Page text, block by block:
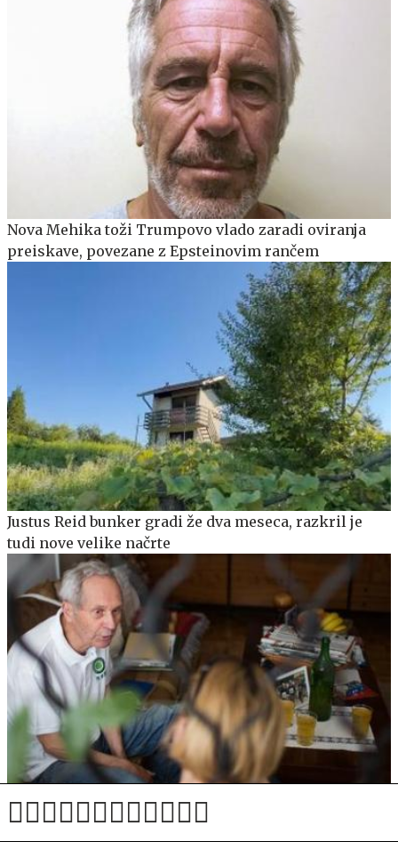
Nova Mehika toži Trumpovo vlado zaradi oviranja
preiskave, povezane z Epsteinovim rančem
Justus Reid bunker gradi že dva meseca, razkril je
tudi nove velike načrte